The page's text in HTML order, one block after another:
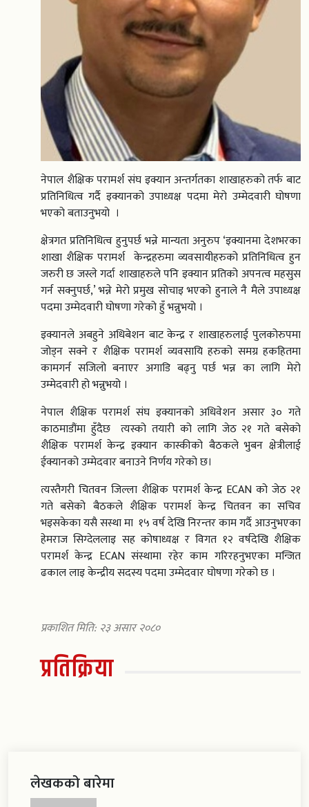
नेपाल शैक्षिक परामर्श संघ इक्यान अन्तर्गतका शाखाहरुको तर्फ बाट
प्रतिनिधित्व गर्दै इक्यानको उपाध्यक्ष पदमा मेरो उम्मेदवारी घोषणा
भएको बताउनुभयो ।
क्षेत्रगत प्रतिनिधित्व हुनुपर्छ भन्ने मान्यता अनुरुप ‘इक्यानमा देशभरका
शाखा शैक्षिक परामर्श केन्द्रहरुमा व्यवसायीहरुको प्रतिनिधित्व हुन
जरुरी छ जस्ले गर्दा शाखाहरुले पनि इक्यान प्रतिको अपनत्व महसुस
गर्न सक्नुपर्छ,’ भन्ने मेरो प्रमुख सोचाइ भएको हुनाले नै मैले उपाध्यक्ष
पदमा उम्मेदवारी घोषणा गरेको हुँ भन्नुभयो ।
इक्यानले अबहुने अधिबेशन बाट केन्द्र र शाखाहरुलाई पुलकोरुपमा
जोड्न सक्ने र शैक्षिक परामर्श व्यवसायि हरुको समग्र हकहितमा
कामगर्न सजिलो बनाएर अगाडि बढ्नु पर्छ भन्न का लागि मेरो
उम्मेदवारी हो भन्नुभयो ।
नेपाल शैक्षिक परामर्श संघ इक्यानको अधिवेशन असार ३० गते
काठमाडौंमा हुँदैछ त्यस्को तयारी को लागि जेठ २१ गते बसेको
शैक्षिक परामर्श केन्द्र इक्यान कास्कीको बैठकले भुबन क्षेत्रीलाई
ईक्यानको उम्मेदवार बनाउने निर्णय गरेको छ।
त्यस्तैगरी चितवन जिल्ला शैक्षिक परामर्श केन्द्र ECAN को जेठ २१
गते बसेको बैठकले शैक्षिक परामर्श केन्द्र चितवन का सचिव
भइसकेका यसै सस्था मा १५ वर्ष देखि निरन्तर काम गर्दै आउनुभएका
हेमराज सिग्देललाइ सह कोषाध्यक्ष र विगत १२ वर्षदेखि शैक्षिक
परामर्श केन्द्र ECAN संस्थामा रहेर काम गरिरहनुभएका मन्जित
ढकाल लाइ केन्द्रीय सदस्य पदमा उम्मेदवार घोषणा गरेको छ ।
प्रकाशित मिति: २३ असार २०८०
प्रतिक्रिया
लेखकको बारेमा